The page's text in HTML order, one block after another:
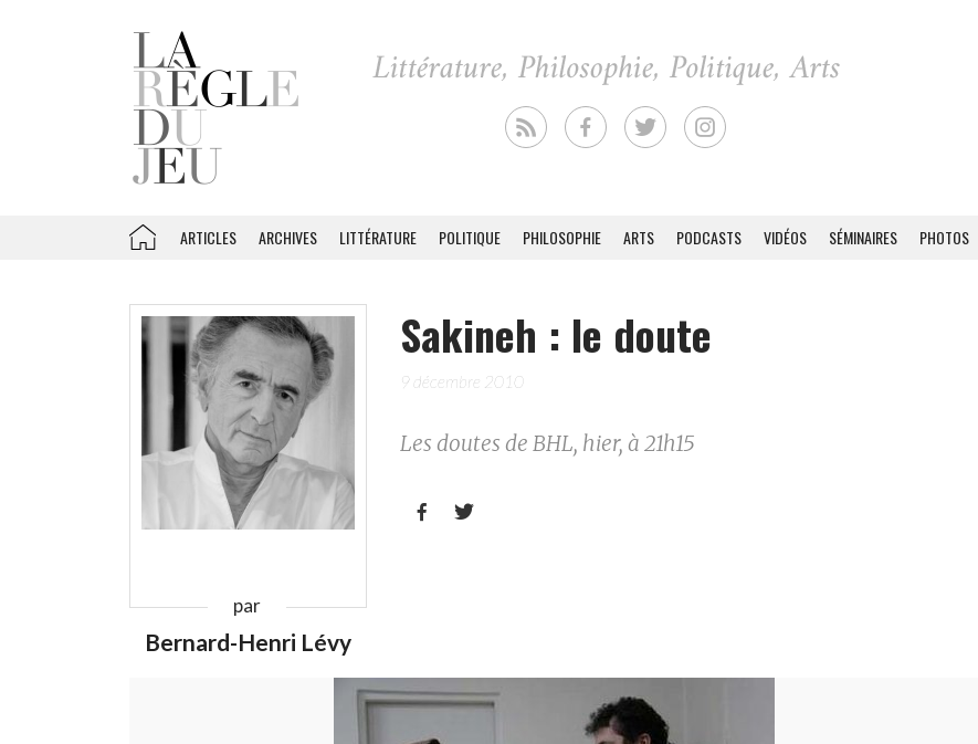
ARTICLES ARCHIVES LITTÉRATURE POLITIQUE PHILOSOPHIE ARTS PODCASTS VIDÉOS SÉMINAIRES PHOTOS
par
Bernard-Henri Lévy
Sakineh : le doute
9 décembre 2010
Les doutes de BHL, hier, à 21h15
 